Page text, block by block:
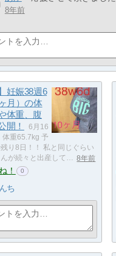
8年前
妊娠38週6
月）の体
体重、腹
開！
6月16
体重65.7kg 予
り8日！！ 私と同じぐらい
が続々と出産して… 8年前
！ 0
ち